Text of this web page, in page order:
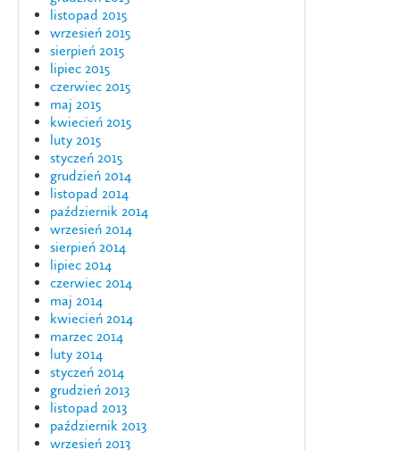
listopad 2015
wrzesień 2015
sierpień 2015
lipiec 2015
czerwiec 2015
maj 2015
kwiecień 2015
luty 2015
styczeń 2015
grudzień 2014
listopad 2014
październik 2014
wrzesień 2014
sierpień 2014
lipiec 2014
czerwiec 2014
maj 2014
kwiecień 2014
marzec 2014
luty 2014
styczeń 2014
grudzień 2013
listopad 2013
październik 2013
wrzesień 2013